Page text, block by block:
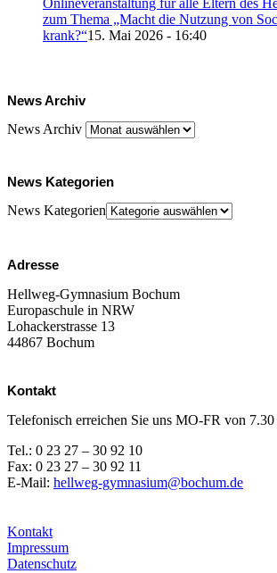
Onlineveranstaltung für alle Eltern des
zum Thema „Macht die Nutzung von
krank?“15. Mai 2026 - 16:40
News Archiv
News Archiv
News Kategorien
News Kategorien
Adresse
Hellweg-Gymnasium Bochum
Europaschule in NRW
Lohackerstrasse 13
44867 Bochum
Kontakt
Telefonisch erreichen Sie uns MO-FR von
Tel.: 0 23 27 – 30 92 10
Fax: 0 23 27 – 30 92 11
E-Mail: hellweg-gymnasium@bochum.de
Kontakt
Impressum
Datenschutz